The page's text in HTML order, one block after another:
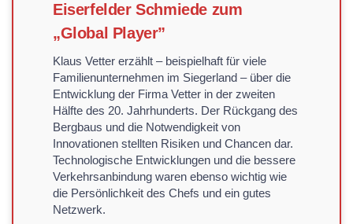
Eiserfelder Schmiede zum
„Global Player”
Klaus Vetter erzählt – beispielhaft für viele
Familienunternehmen im Siegerland – über die
Entwicklung der Firma Vetter in der zweiten
Hälfte des 20. Jahrhunderts. Der Rückgang des
Bergbaus und die Notwendigkeit von
Innovationen stellten Risiken und Chancen dar.
Technologische Entwicklungen und die bessere
Verkehrsanbindung waren ebenso wichtig wie
die Persönlichkeit des Chefs und ein gutes
Netzwerk.